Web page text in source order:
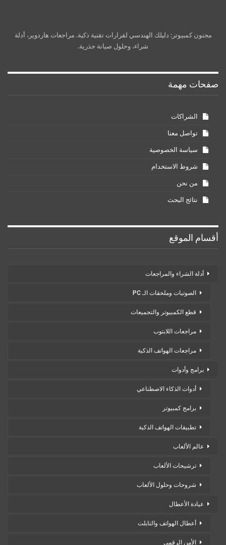
مجنون كمبيوتر: دليلك الهندسي لقرارات تقنية ذكية. مراجعات هاردوير، أدلة
شراء، وحلول صيانة جذرية.
صفحات مهمة
الشراكات
تواصل معنا
سياسة الخصوصية
شروط الاستخدام
من نحن
نتائج البحث
أقسام الموقع
أدلة الشراء والمراجعات
الصوتيات وملحقات الـ PC
قطع الكمبيوتر والتجميعات
مراجعات اللابتوب
مراجعات الهواتف الذكية
برامج وأدوات
أدوات الذكاء الاصطناعي
برامج كمبيوتر
تطبيقات الهواتف الذكية
عالم الألعاب
ترشيحات الألعاب
شروحات وحلول الألعاب
عيادة الأعطال
أعطال الهواتف والتابلت
الأمن الرقمي